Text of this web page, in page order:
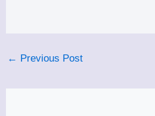
← Previous Post